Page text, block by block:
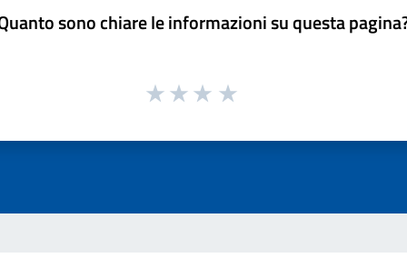
sono chiare le informazioni su questa